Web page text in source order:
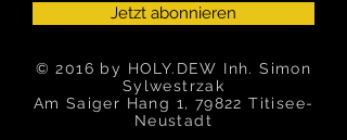
Jetzt abonnieren
© 2016 by HOLY.DEW Inh. Simon
Sylwestrzak
Am Saiger Hang 1, 79822 Titisee-
Neustadt